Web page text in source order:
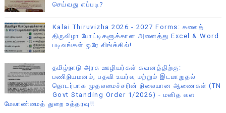
செய்வது எப்படி?
Kalai Thiruvizha 2026 - 2027 Forms: கலைத்
திருவிழா போட்டிகளுக்கான அனைத்து Excel & Word
படிவங்கள் ஒரே லிங்க்கில்!
தமிழ்நாடு அரசு ஊழியர்கள் கவனத்திற்கு:
பணிநியமனம், பதவி உயர்வு மற்றும் இடமாறுதல்
தொடர்பாக முதலமைச்சரின் நிலையான ஆணைகள் (TN
Govt Standing Order 1/2026) - மனித வள
மேலாண்மைத் துறை உத்தரவு!!